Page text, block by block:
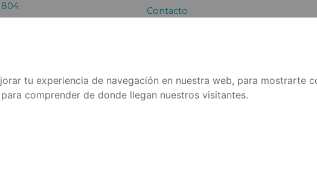
tu experiencia de navegación en nuestra web, para mostrarte
comprender de donde llegan nuestros visitantes.
804
Contacto